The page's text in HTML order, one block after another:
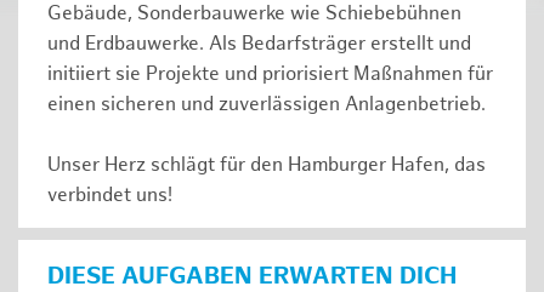
Gebäude, Sonderbauwerke wie Schiebebühnen
und Erdbauwerke. Als Bedarfsträger erstellt und
initiiert sie Projekte und priorisiert Maßnahmen für
einen sicheren und zuverlässigen Anlagenbetrieb.
Unser Herz schlägt für den Hamburger Hafen, das
verbindet uns!
DIESE AUFGABEN ERWARTEN DICH